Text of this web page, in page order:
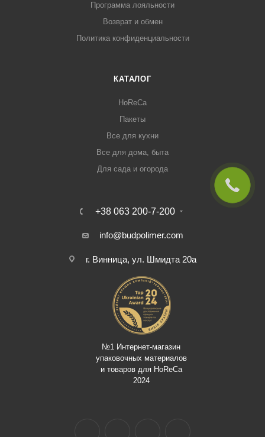
Программа лояльности
Возврат и обмен
Политика конфиденциальности
КАТАЛОГ
HoReCa
Пакеты
Все для кухни
Все для дома, быта
Для сада и огорода
+38 063 200-7-200
info@budpolimer.com
г. Винница, ул. Шмидта 20а
№1 Интернет-магазин
упаковочных материалов
и товаров для HoReCa
2024